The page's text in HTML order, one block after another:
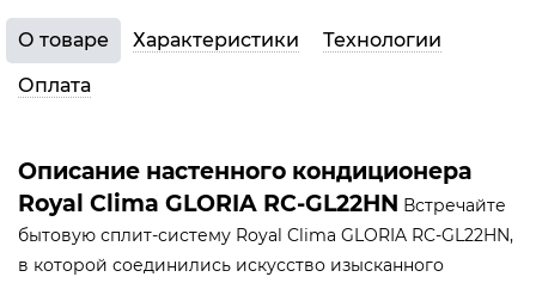
О товаре Характеристики
Технологии
Оплата
Описание настенного кондиционера
Royal Clima GLORIA RC-GL22HN Встречайте
бытовую сплит-систему Royal Clima GLORIA RC-GL22HN,
в которой соединились искусство изысканного